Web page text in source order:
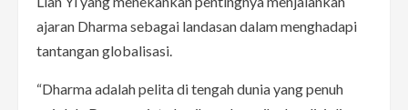
ajaran Dharma sebagai landasan dalam menghadapi
tantangan globalisasi.
“Dharma adalah pelita di tengah dunia yang penuh